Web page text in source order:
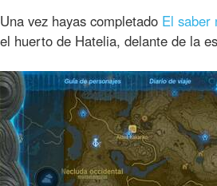
Una vez hayas completado El saber
el huerto de Hatelia, delante de la